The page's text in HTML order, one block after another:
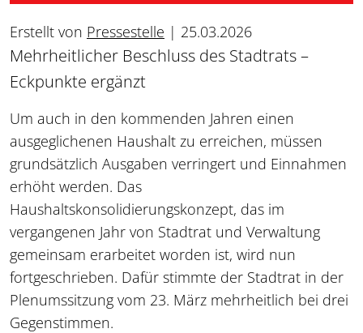
Erstellt von Pressestelle | 25.03.2026
Mehrheitlicher Beschluss des Stadtrats –
Eckpunkte ergänzt
Um auch in den kommenden Jahren einen
ausgeglichenen Haushalt zu erreichen, müssen
grundsätzlich Ausgaben verringert und Einnahmen
erhöht werden. Das
Haushaltskonsolidierungskonzept, das im
vergangenen Jahr von Stadtrat und Verwaltung
gemeinsam erarbeitet worden ist, wird nun
fortgeschrieben. Dafür stimmte der Stadtrat in der
Plenumssitzung vom 23. März mehrheitlich bei drei
Gegenstimmen.